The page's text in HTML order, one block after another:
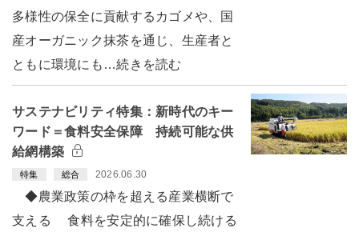
多様性の保全に貢献するカゴメや、国
産オーガニック抹茶を通じ、生産者と
ともに環境にも…続きを読む
サステナビリティ特集：新時代のキー
ワード＝食料安全保障 持続可能な供
給網構築
特集 総合 2026.06.30
◆農業政策の枠を超える産業横断で
支える 食料を安定的に確保し続ける